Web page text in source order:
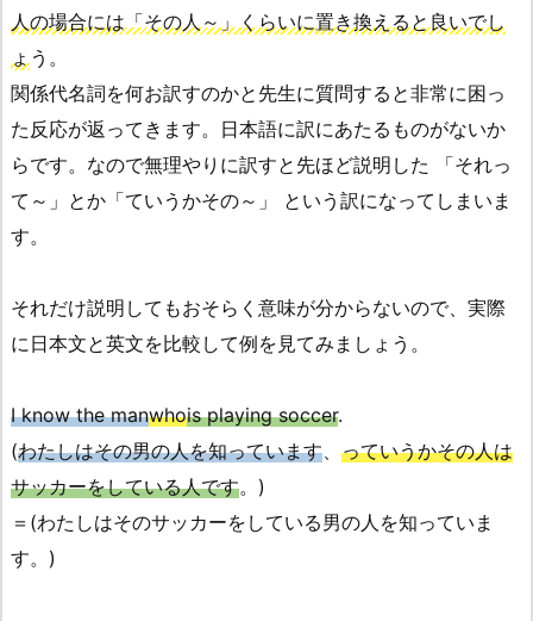
人の場合には「その人～」くらいに置き換えると良いでし
ょう。
関係代名詞を何お訳すのかと先生に質問すると非常に困っ
た反応が返ってきます。日本語に訳にあたるものがないか
らです。なので無理やりに訳すと先ほど説明した 「それっ
て～」とか「ていうかその～」 という訳になってしまいま
す。
それだけ説明してもおそらく意味が分からないので、実際
に日本文と英文を比較して例を見てみましょう。
I know the manwhois playing soccer.
(わたしはその男の人を知っています、 っていうかその人は
サッカーをしている人です。)
＝(わたしはそのサッカーをしている男の人を知っていま
す。)